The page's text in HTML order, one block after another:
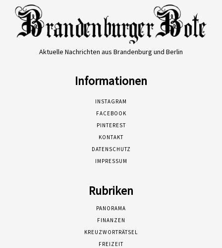
Aktuelle Nachrichten aus Brandenburg und Berlin
Informationen
INSTAGRAM
FACEBOOK
PINTEREST
KONTAKT
DATENSCHUTZ
IMPRESSUM
Rubriken
PANORAMA
FINANZEN
KREUZWORTRÄTSEL
FREIZEIT